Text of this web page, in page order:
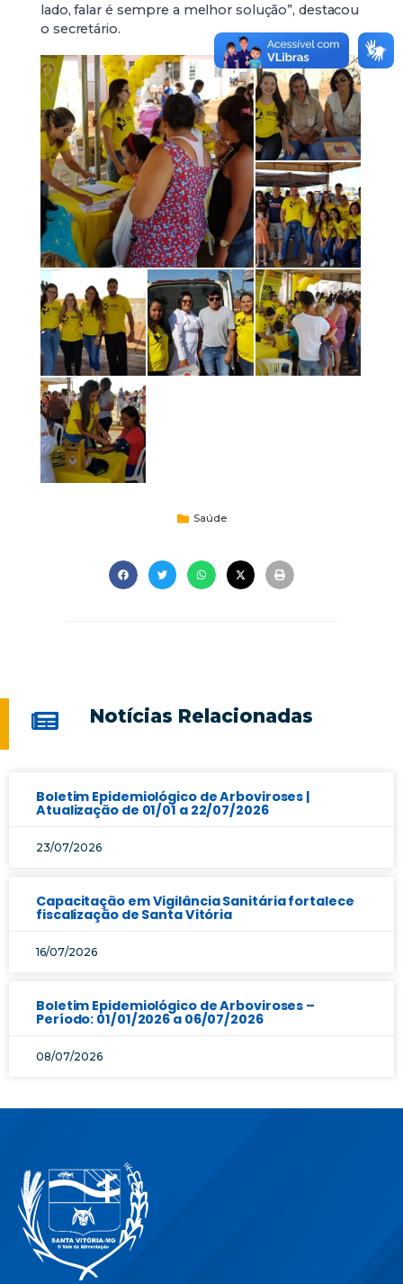
lado, falar é sempre a melhor solução”, destacou
o secretário.
Saúde
Notícias Relacionadas
Boletim Epidemiológico de Arboviroses |
Atualização de 01/01 a 22/07/2026
23/07/2026
Capacitação em Vigilância Sanitária fortalece
fiscalização de Santa Vitória
16/07/2026
Boletim Epidemiológico de Arboviroses –
Período: 01/01/2026 a 06/07/2026
08/07/2026